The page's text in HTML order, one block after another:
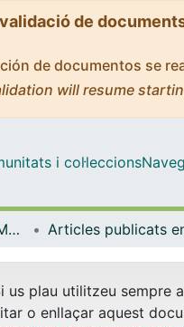
de
de documentos se
will resume
i col·leccions
Llengües i Literatures Modernes i Estudis Anglesos
us plau utilitzeu sempre
o enllaçar aquest